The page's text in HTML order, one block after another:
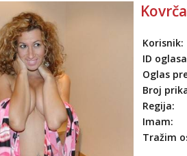
Korisnik:
ID
Oglas
Broj
Regija:
Imam:
Tražim